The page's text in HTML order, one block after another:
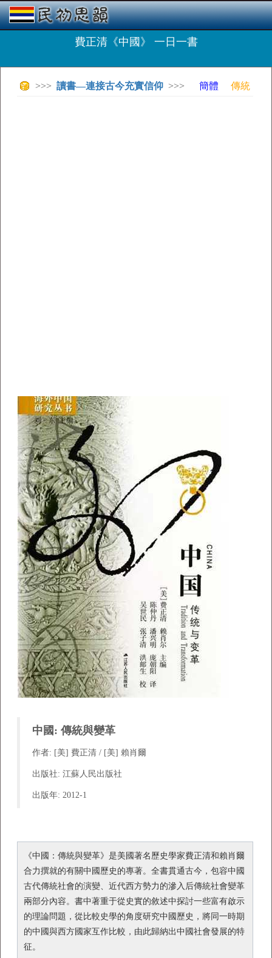
費正清《中國》 一日一書
>>> 讀書—連接古今充實信仰 >>> 簡體 傳統
中國: 傳統與變革
作者: [美] 費正清 / [美] 賴肖爾
出版社: 江蘇人民出版社
出版年: 2012-1
《中國：傳統與變革》是美國著名歷史學家費正清和賴肖爾
合力撰就的有關中國歷史的專著。全書貫通古今，包容中國
古代傳統社會的演變、近代西方勢力的滲入后傳統社會變革
兩部分內容。書中著重于從史實的敘述中探討一些富有啟示
的理論問題，從比較史學的角度研究中國歷史，將同一時期
的中國與西方國家互作比較，由此歸納出中國社會發展的特
征。